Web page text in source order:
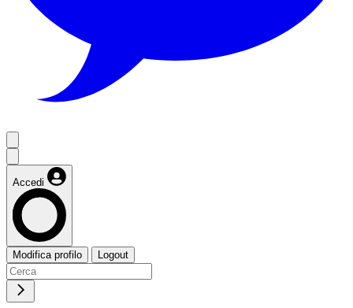
Accedi
Modifica profilo Logout